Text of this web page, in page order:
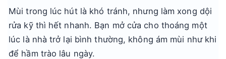
Mùi trong lúc hút là khó tránh, nhưng làm xong dội
rửa kỹ thì hết nhanh. Bạn mở cửa cho thoáng một
lúc là nhà trở lại bình thường, không ám mùi như khi
để hầm trào lâu ngày.